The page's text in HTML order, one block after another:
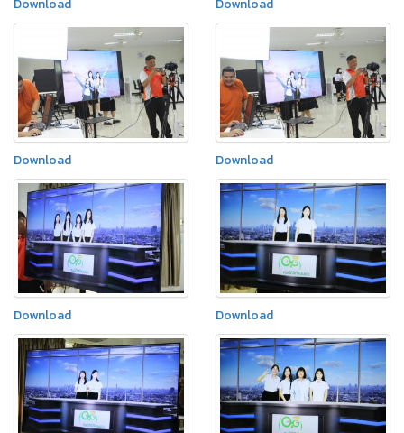
Download Download
Download Download
Download Download